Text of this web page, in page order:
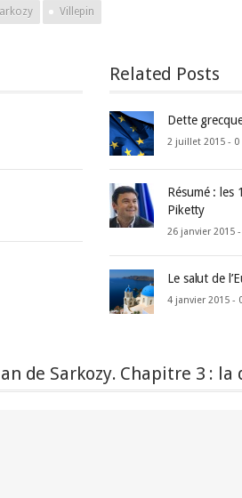
Villepin
Related Posts
Dette
2 juillet 2015 -
Résumé : les
Piketty
26 janvier 2015 -
Le salut de
4 janvier 2015 -
de Sarkozy. Chapitre 3 :